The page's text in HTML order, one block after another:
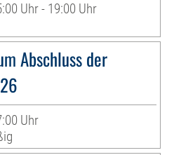
Uhr - 19:00 Uhr
Abschluss der
Uhr